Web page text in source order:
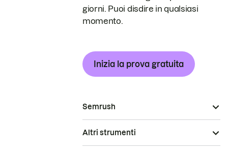
giorni. Puoi disdire in qualsiasi
momento.
Inizia la prova gratuita
Semrush
Altri strumenti